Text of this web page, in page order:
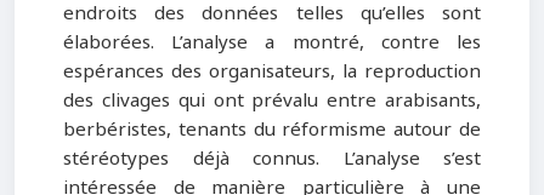
endroits des données telles qu’elles sont
élaborées. L’analyse a montré, contre les
espérances des organisateurs, la reproduction
des clivages qui ont prévalu entre arabisants,
berbéristes, tenants du réformisme autour de
stéréotypes déjà connus. L’analyse s’est
intéressée de manière particulière à une